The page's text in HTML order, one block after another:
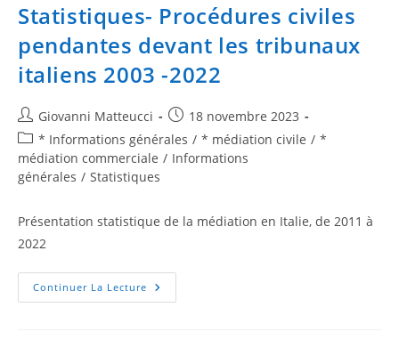
Statistiques- Procédures civiles
pendantes devant les tribunaux
italiens 2003 -2022
Giovanni Matteucci
18 novembre 2023
* Informations générales / * médiation civile / *
médiation commerciale / Informations
générales / Statistiques
Présentation statistique de la médiation en Italie, de 2011 à
2022
Continuer La Lecture